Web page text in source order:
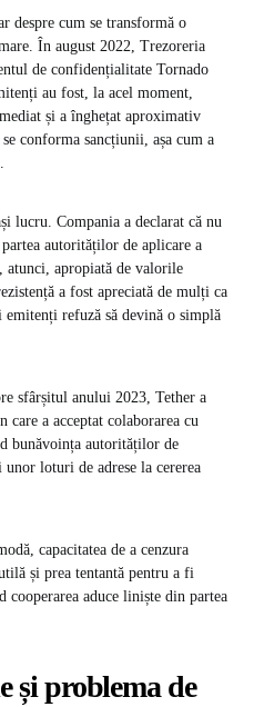
despre cum se transformă o
În august 2022, Trezoreria
de confidențialitate Tornado
au fost, la acel moment,
și a înghețat aproximativ
conforma sancțiunii, așa cum a
lucru. Compania a declarat că nu
autorităților de aplicare a
atunci, apropiată de valorile
a fost apreciată de mulți ca
refuză să devină o simplă
sfârșitul anului 2023, Tether a
care a acceptat colaborarea cu
bunăvoința autorităților de
loturi de adrese la cererea
capacitatea de a cenzura
și prea tentantă pentru a fi
cooperarea aduce liniște din partea
și problema de